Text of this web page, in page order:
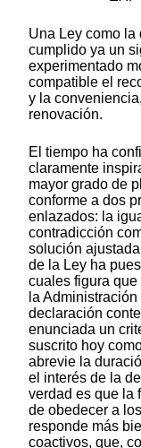
Una Ley como
cumplido ya un
experimentado
compatible el
y la
renovación.
El tiempo ha
claramente
mayor grado de
conforme a dos
enlazados: la
contradicción
solución
de la Ley ha
cuales figura
la
declaración
enunciada un
suscrito hoy
abrevie la
el interés de la
verdad es que la
de obedecer a
responde más
coactivos, que,